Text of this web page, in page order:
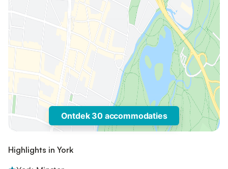
Ontdek 30 accommodaties
Highlights in York